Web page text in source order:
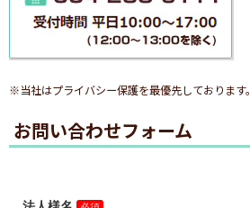
※当社はプライバシー保護を最優先しております。
お問い合わせフォーム